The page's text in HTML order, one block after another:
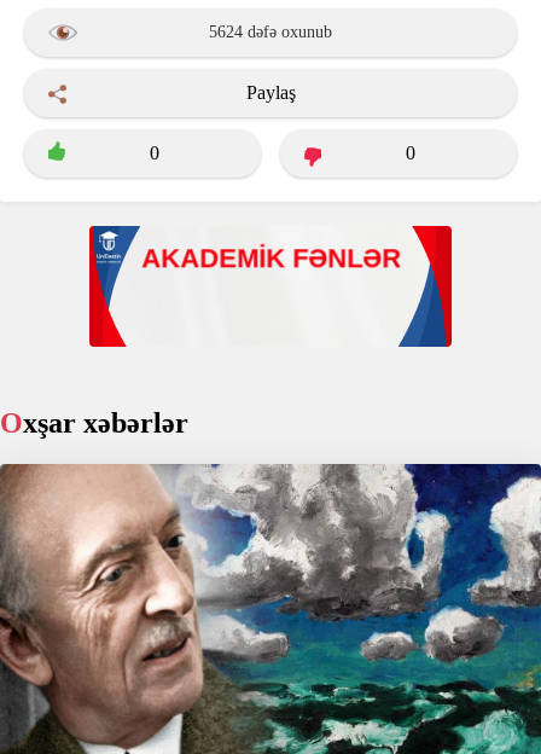
5624 dəfə oxunub
Paylaş
0 0
Oxşar xəbərlər